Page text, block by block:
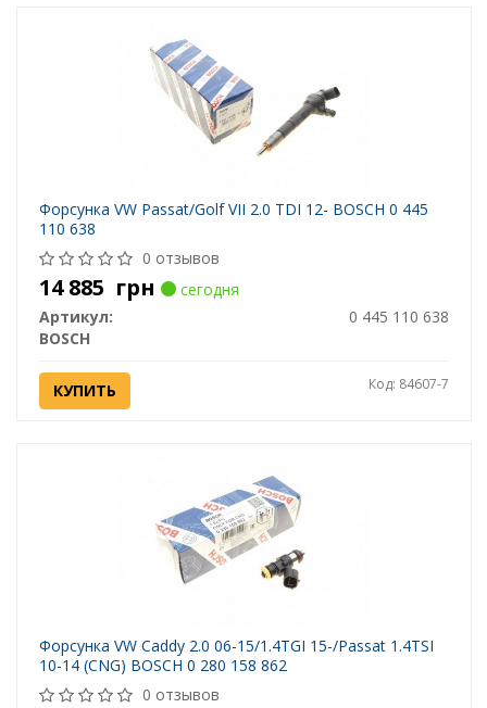
Форсунка VW Passat/Golf VII 2.0 TDI 12- BOSCH 0 445
110 638
0 отзывов
14 885 грн
сегодня
Артикул:
0 445 110 638
BOSCH
КУПИТЬ Код: 84607-7
Форсунка VW Caddy 2.0 06-15/1.4TGI 15-/Passat 1.4TSI
10-14 (CNG) BOSCH 0 280 158 862
0 отзывов